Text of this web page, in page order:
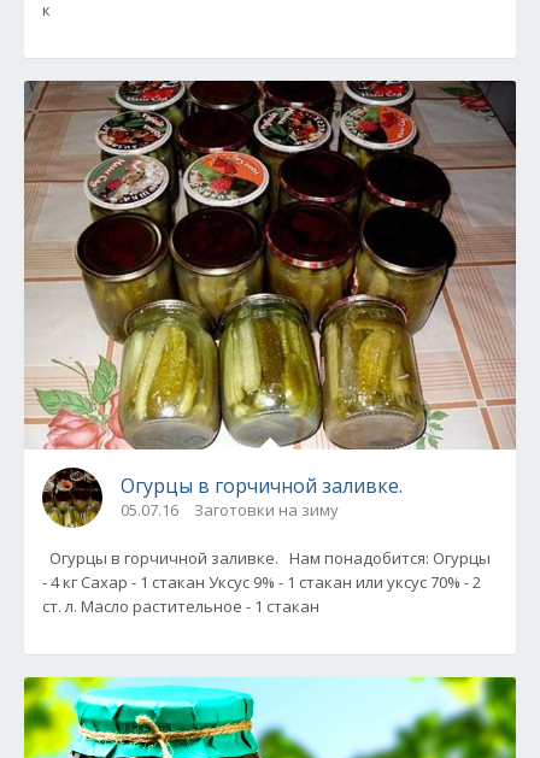
к
Огурцы в горчичной заливке.
05.07.16 Заготовки на зиму
Огурцы в горчичной заливке. Нам понадобится: Огурцы
- 4 кг Сахар - 1 стакан Уксус 9% - 1 стакан или уксус 70% - 2
ст. л. Масло растительное - 1 стакан